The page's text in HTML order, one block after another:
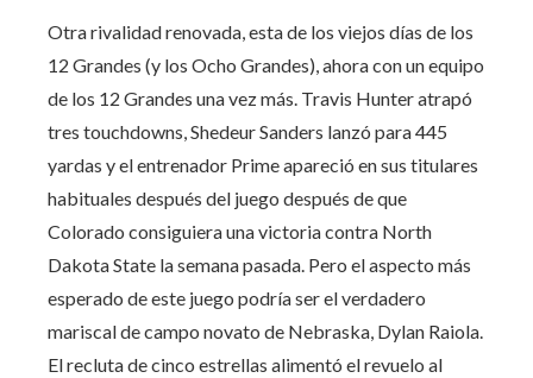
Otra rivalidad renovada, esta de los viejos días de los
12 Grandes (y los Ocho Grandes), ahora con un equipo
de los 12 Grandes una vez más. Travis Hunter atrapó
tres touchdowns, Shedeur Sanders lanzó para 445
yardas y el entrenador Prime apareció en sus titulares
habituales después del juego después de que
Colorado consiguiera una victoria contra North
Dakota State la semana pasada. Pero el aspecto más
esperado de este juego podría ser el verdadero
mariscal de campo novato de Nebraska, Dylan Raiola.
El recluta de cinco estrellas alimentó el revuelo al